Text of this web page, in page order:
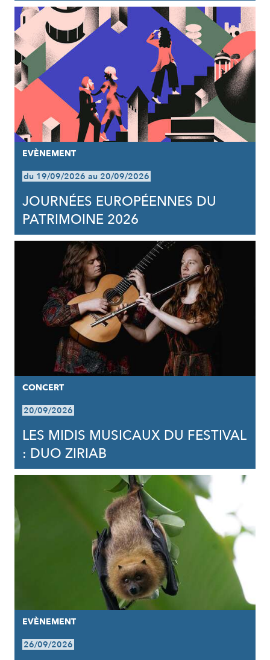
EVÈNEMENT
du 19/09/2026 au 20/09/2026
JOURNÉES EUROPÉENNES DU
PATRIMOINE 2026
CONCERT
20/09/2026
LES MIDIS MUSICAUX DU FESTIVAL
: DUO ZIRIAB
EVÈNEMENT
26/09/2026